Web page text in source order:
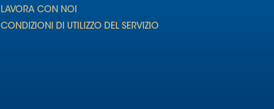
LAVORA CON NOI
CONDIZIONI DI UTILIZZO DEL SERVIZIO